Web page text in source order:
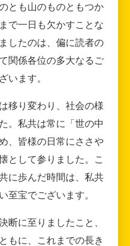
とも山のものともつか
で一日も欠かすことな
したのは、偏に読者の
関係各位の多大なるご
います。
移り変わり、社会の様
。私共は常に「世の中
、皆様の日常にささや
として参りました。こ
に歩んだ時間は、私共
至宝でございます。
断に至りましたこと、
もに、これまでの長き